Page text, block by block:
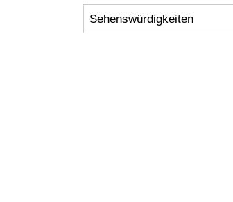
Sehenswürdigkeiten